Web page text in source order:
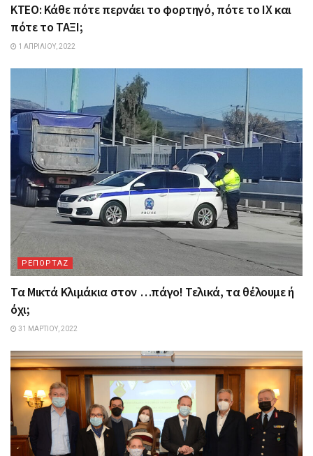
ΚΤΕΟ: Κάθε πότε περνάει το φορτηγό, πότε το ΙΧ και
πότε το ΤΑΞΙ;
1 ΑΠΡΙΛΊΟΥ, 2022
ΡΕΠΟΡΤΑΖ
Τα Mικτά Kλιμάκια στον …πάγο! Τελικά, τα θέλουμε ή
όχι;
31 ΜΑΡΤΊΟΥ, 2022